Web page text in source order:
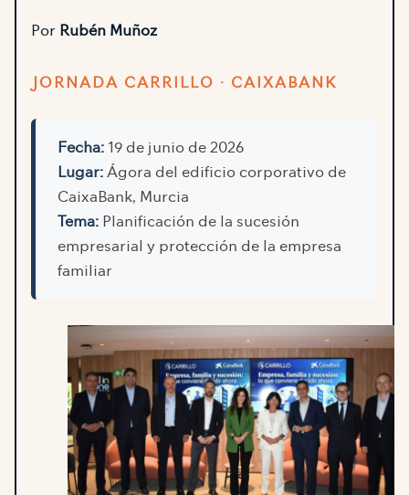
Por Rubén Muñoz
JORNADA CARRILLO · CAIXABANK
Fecha: 19 de junio de 2026
Lugar:Ágora del edificio corporativo de
CaixaBank, Murcia
Tema: Planificación de la sucesión
empresarial y protección de la empresa
familiar